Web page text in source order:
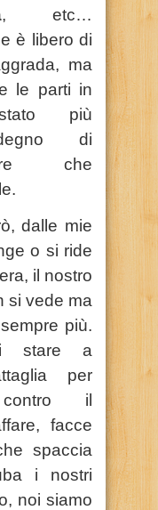
, etc…
è libero di
ma
le parti in
più
di
che
dalle mie
o si ride
il nostro
si vede ma
più.
stare a
per
il
facce
spaccia
i nostri
noi siamo